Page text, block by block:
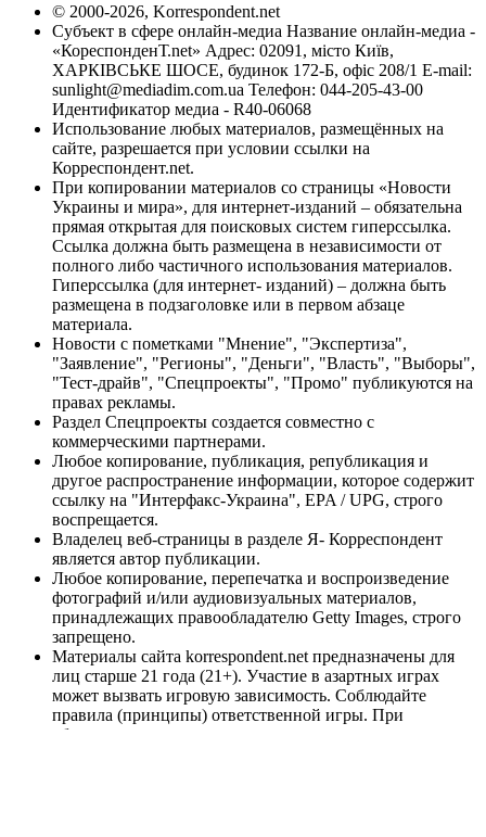
© 2000-2026, Korrespondent.net
Субъект в сфере онлайн-медиа Название онлайн-медиа -
«КореспонденТ.net» Адрес: 02091, місто Київ,
ХАРКІВСЬКЕ ШОСЕ, будинок 172-Б, офіс 208/1 E-mail:
sunlight@mediadim.com.ua Телефон: 044-205-43-00
Идентификатор медиа - R40-06068
Использование любых материалов, размещённых на
сайте, разрешается при условии ссылки на
Корреспондент.net.
При копировании материалов со страницы «Новости
Украины и мира», для интернет-изданий – обязательна
прямая открытая для поисковых систем гиперссылка.
Ссылка должна быть размещена в независимости от
полного либо частичного использования материалов.
Гиперссылка (для интернет- изданий) – должна быть
размещена в подзаголовке или в первом абзаце
материала.
Новости с пометками "Мнение", "Экспертиза",
"Заявление", "Регионы", "Деньги", "Власть", "Выборы",
"Тест-драйв", "Спецпроекты", "Промо" публикуются на
правах рекламы.
Раздел Спецпроекты создается совместно с
коммерческими партнерами.
Любое копирование, публикация, републикация и
другое распространение информации, которое содержит
ссылку на "Интерфакс-Украина", EPA / UPG, строго
воспрещается.
Владелец веб-страницы в разделе Я- Корреспондент
является автор публикации.
Любое копирование, перепечатка и воспроизведение
фотографий и/или аудиовизуальных материалов,
принадлежащих правообладателю Getty Images, строго
запрещено.
Материалы сайта korrespondent.net предназначены для
лиц старше 21 года (21+). Участие в азартных играх
может вызвать игровую зависимость. Соблюдайте
правила (принципы) ответственной игры. При
обнаружении первых признаков зависимости